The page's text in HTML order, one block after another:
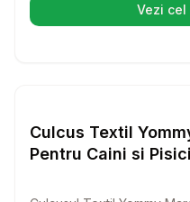
Vezi cel
Culcus Textil
Pentru Caini si